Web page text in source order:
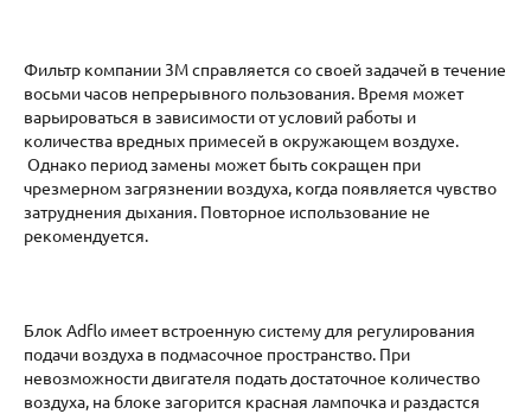
Фильтр компании 3M справляется со своей задачей в течение
восьми часов непрерывного пользования. Время может
варьироваться в зависимости от условий работы и
количества вредных примесей в окружающем воздухе.
Однако период замены может быть сокращен при
чрезмерном загрязнении воздуха, когда появляется чувство
затруднения дыхания. Повторное использование не
рекомендуется.
Блок Adflо имеет встроенную систему для регулирования
подачи воздуха в подмасочное пространство. При
невозможности двигателя подать достаточное количество
воздуха, на блоке загорится красная лампочка и раздастся